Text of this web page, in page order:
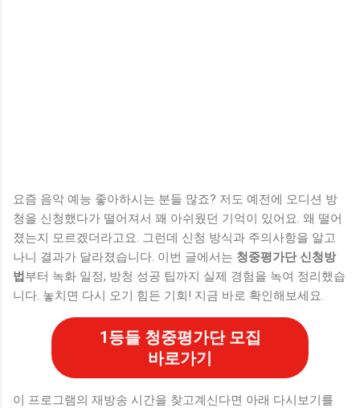
요즘 음악 예능 좋아하시는 분들 많죠? 저도 예전에 오디션 방
청을 신청했다가 떨어져서 꽤 아쉬웠던 기억이 있어요. 왜 떨어
졌는지 모르겠더라고요. 그런데 신청 방식과 주의사항을 알고
나니 결과가 달라졌습니다. 이번 글에서는 청중평가단 신청방
법 부터 녹화 일정, 방청 성공 팁까지 실제 경험을 녹여 정리했습
니다. 놓치면 다시 오기 힘든 기회! 지금 바로 확인해보세요.
1등들 청중평가단 모집
바로가기
이 프로그램의 재방송 시간을 찾고계신다면 아래 다시보기를